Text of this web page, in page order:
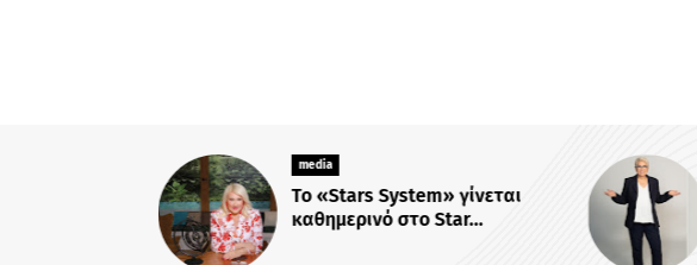
media
Το «Stars System» γίνεται
καθημερινό στο Star...